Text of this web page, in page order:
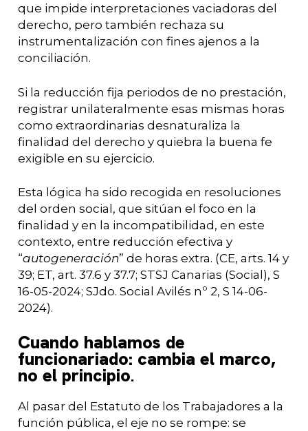
que impide interpretaciones vaciadoras del
derecho, pero también rechaza su
instrumentalización con fines ajenos a la
conciliación.
Si la reducción fija periodos de no prestación,
registrar unilateralmente esas mismas horas
como extraordinarias desnaturaliza la
finalidad del derecho y quiebra la buena fe
exigible en su ejercicio.
Esta lógica ha sido recogida en resoluciones
del orden social, que sitúan el foco en la
finalidad y en la incompatibilidad, en este
contexto, entre reducción efectiva y
“autogeneración” de horas extra. (CE, arts. 14 y
39; ET, art. 37.6 y 37.7; STSJ Canarias (Social), S
16-05-2024; SJdo. Social Avilés nº 2, S 14-06-
2024).
Cuando hablamos de
funcionariado: cambia el marco,
no el principio.
Al pasar del Estatuto de los Trabajadores a la
función pública, el eje no se rompe: se